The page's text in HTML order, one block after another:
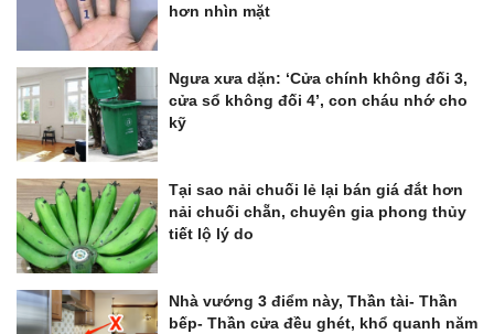
hơn nhìn mặt
Ngưa xưa dặn: ‘Cửa chính không đối 3,
cửa sổ không đối 4’, con cháu nhớ cho
kỹ
Tại sao nải chuối lẻ lại bán giá đắt hơn
nải chuối chẵn, chuyên gia phong thủy
tiết lộ lý do
Nhà vướng 3 điểm này, Thần tài- Thần
bếp- Thần cửa đều ghét, khổ quanh năm